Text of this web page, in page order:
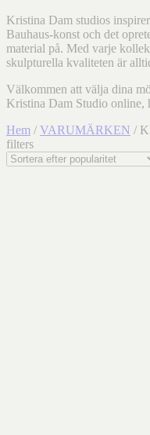
Kristina Dam studios
Bauhaus-konst och det
material på. Med varje
skulpturella kvaliteten är
Välkommen att välja dina
Kristina Dam Studio online,
Hem / VARUMÄRKEN /
filters